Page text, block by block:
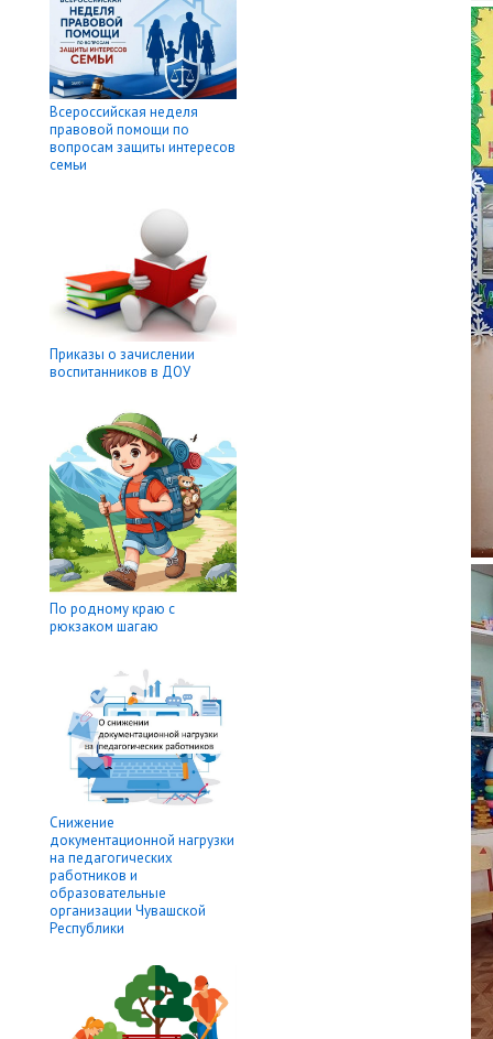
Всероссийская неделя
правовой помощи по
вопросам защиты интересов
семьи
Приказы о зачислении
воспитанников в ДОУ
По родному краю с
рюкзаком шагаю
Снижение
документационной нагрузки
на педагогических
работников и
образовательные
организации Чувашской
Республики